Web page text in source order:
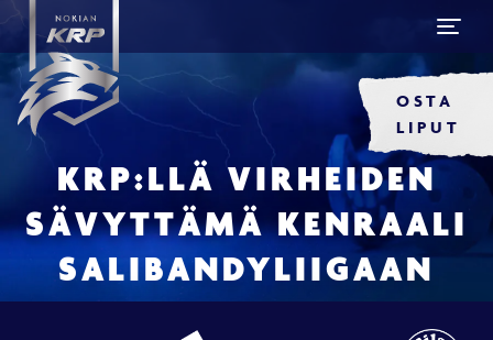
OSTA
LIPUT
KRP:LLÄ VIRHEIDEN
SÄVYTTÄMÄ KENRAALI
SALIBANDYLIIGAAN